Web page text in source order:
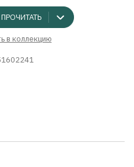
в коллекцию